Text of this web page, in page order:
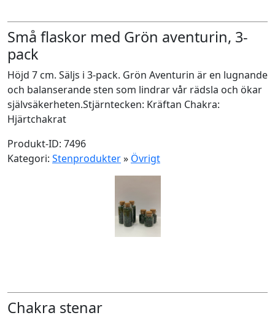
Små flaskor med Grön aventurin, 3-
pack
Höjd 7 cm. Säljs i 3-pack. Grön Aventurin är en lugnande
och balanserande sten som lindrar vår rädsla och ökar
självsäkerheten.Stjärntecken: Kräftan Chakra:
Hjärtchakrat
Produkt-ID: 7496
Kategori: Stenprodukter» Övrigt
Chakra stenar